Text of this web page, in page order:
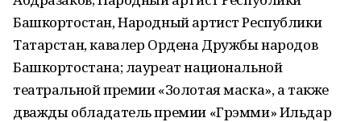
Башкортостан, Народный артист Республики
Татарстан, кавалер Ордена Дружбы народов
Башкортостана; лауреат национальной
театральной премии «Золотая маска», а также
дважды обладатель премии «Грэмми» Ильдар